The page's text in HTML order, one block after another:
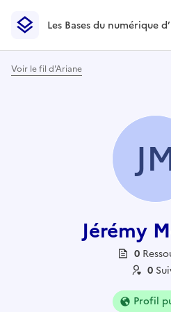
Les Bases du numérique
Les Bases du numérique
Voir le fil d'Ariane
Jérémy
0
0
Profil